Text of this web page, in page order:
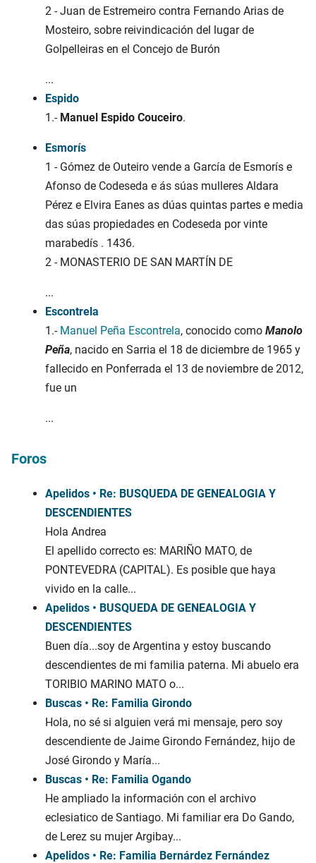
2 - Juan de Estremeiro contra Fernando Arias de
Mosteiro, sobre reivindicación del lugar de
Golpelleiras en el Concejo de Burón
...
Espido
1.- Manuel Espido Couceiro.
Esmorís
1 - Gómez de Outeiro vende a García de Esmorís e
Afonso de Codeseda e ás súas mulleres Aldara
Pérez e Elvira Eanes as dúas quintas partes e media
das súas propiedades en Codeseda por vinte
marabedís . 1436.
2 - MONASTERIO DE SAN MARTÍN DE
...
Escontrela
1.- Manuel Peña Escontrela, conocido como Manolo
Peña, nacido en Sarria el 18 de diciembre de 1965 y
fallecido en Ponferrada el 13 de noviembre de 2012,
fue un
...
Foros
Apelidos • Re: BUSQUEDA DE GENEALOGIA Y
DESCENDIENTES
Hola Andrea
El apellido correcto es: MARIÑO MATO, de
PONTEVEDRA (CAPITAL). Es posible que haya
vivido en la calle...
Apelidos • BUSQUEDA DE GENEALOGIA Y
DESCENDIENTES
Buen día...soy de Argentina y estoy buscando
descendientes de mi familia paterna. Mi abuelo era
TORIBIO MARINO MATO o...
Buscas • Re: Familia Girondo
Hola, no sé si alguien verá mi mensaje, pero soy
descendiente de Jaime Girondo Fernández, hijo de
José Girondo y María...
Buscas • Re: Familia Ogando
He ampliado la información con el archivo
eclesiatico de Santiago. Mi familiar era Do Gando,
de Lerez su mujer Argibay...
Apelidos • Re: Familia Bernárdez Fernández